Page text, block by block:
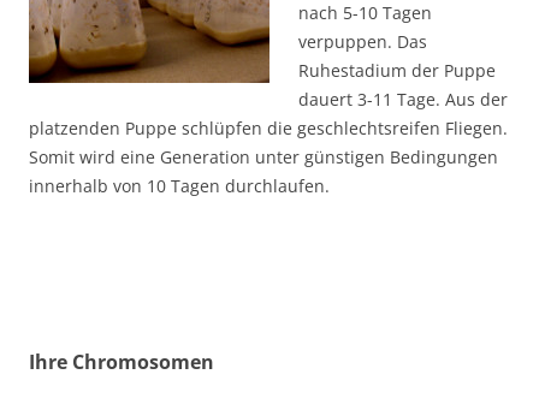
nach 5-10 Tagen
verpuppen. Das
Ruhestadium der Puppe
dauert 3-11 Tage. Aus der
platzenden Puppe schlüpfen die geschlechtsreifen Fliegen.
Somit wird eine Generation unter günstigen Bedingungen
innerhalb von 10 Tagen durchlaufen.
Ihre Chromosomen